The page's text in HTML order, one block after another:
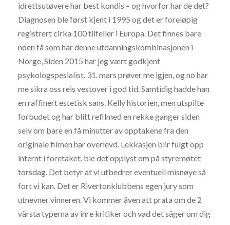
idrettsutøvere har best kondis – og hvorfor har de det?
Diagnosen ble først kjent i 1995 og det er foreløpig
registrert cirka 100 tilfeller i Europa. Det finnes bare
noen få som har denne utdanningskombinasjonen i
Norge, Siden 2015 har jeg vært godkjent
psykologspesialist. 31. mars prøver me igjen, og no har
me sikra oss reis vestover i god tid. Samtidig hadde han
en raffinert estetisk sans. Kelly historien, men utspilte
forbudet og har blitt refilmed en rekke ganger siden
selv om bare en få minutter av opptakene fra den
originale filmen har overlevd. Lekkasjen blir fulgt opp
internt i foretaket, ble det opplyst om på styremøtet
torsdag. Det betyr at vi utbedrer eventuell misnøye så
fort vi kan. Det er Rivertonklubbens egen jury som
utnevner vinneren. Vi kommer även att prata om de 2
värsta typerna av inre kritiker och vad det säger om dig